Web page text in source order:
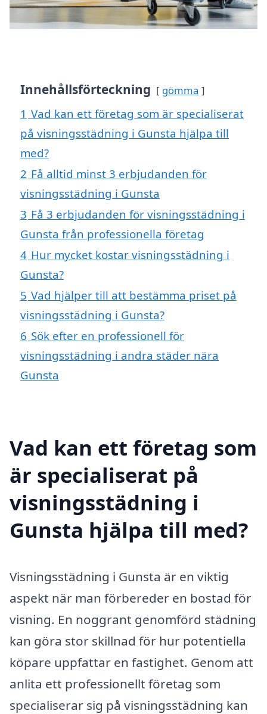
Innehållsförteckning gömma
1 Vad kan ett företag som är specialiserat
på visningsstädning i Gunsta hjälpa till
med?
2 Få alltid minst 3 erbjudanden för
visningsstädning i Gunsta
3 Få 3 erbjudanden för visningsstädning i
Gunsta från professionella företag
4 Hur mycket kostar visningsstädning i
Gunsta?
5 Vad hjälper till att bestämma priset på
visningsstädning i Gunsta?
6 Sök efter en professionell för
visningsstädning i andra städer nära
Gunsta
Vad kan ett företag som
är specialiserat på
visningsstädning i
Gunsta hjälpa till med?
Visningsstädning i Gunsta är en viktig
aspekt när man förbereder en bostad för
visning. En noggrant genomförd städning
kan göra stor skillnad för hur potentiella
köpare uppfattar en fastighet. Genom att
anlita ett professionellt företag som
specialiserar sig på visningsstädning kan